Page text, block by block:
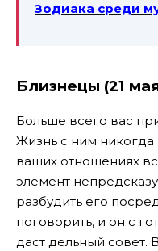
Зодиака среди
Близнецы (21
Больше всего вас
Жизнь с ним никогда
ваших отношениях
элемент
разбудить его
поговорить, и он с
даст дельный